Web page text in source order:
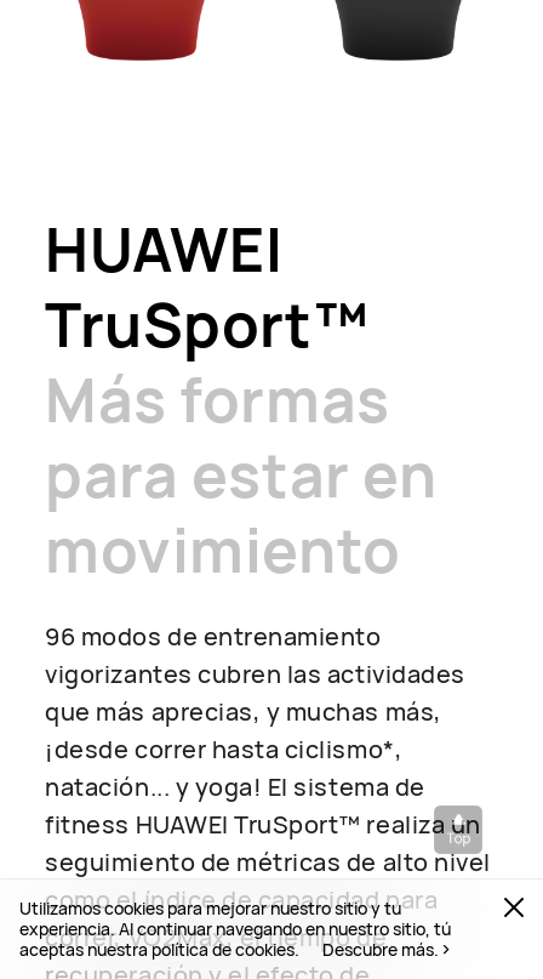
Utilizamos cookies para mejorar nuestro sitio y tu
experiencia. Al continuar navegando en nuestro sitio, tú
aceptas nuestra política de cookies.
Descubre más.
HUAWEI
TruSport™
Más formas
para estar en
movimiento
96 modos de entrenamiento
vigorizantes cubren las actividades
que más aprecias, y muchas más,
¡desde correr hasta ciclismo*,
natación... y yoga! El sistema de
fitness HUAWEI TruSport™ realiza un
seguimiento de métricas de alto nivel
como el índice de capacidad para
correr, VO2Max, el tiempo de